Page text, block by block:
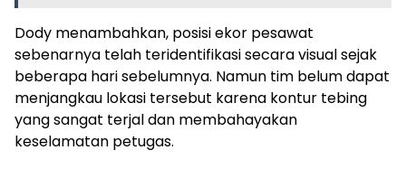
Dody menambahkan, posisi ekor pesawat
sebenarnya telah teridentifikasi secara visual sejak
beberapa hari sebelumnya. Namun tim belum dapat
menjangkau lokasi tersebut karena kontur tebing
yang sangat terjal dan membahayakan
keselamatan petugas.